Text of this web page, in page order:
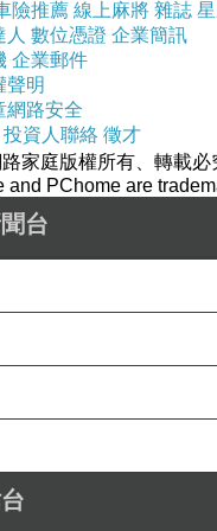
期數據時，她坐在
研討會走廊裡的
，才有資格被看見
可以幫助那些真正
出第一份上市說明
乾淨，白底，淺
走出來。
切到第二頁，上面
前期）焦慮族。
入人士體態管理族。
險推薦 線上麻將 雜誌
人 數位憑證 企業簡訊
企業郵件
聲明
網路安全
投資人聯絡 徵才
路家庭版權所有、轉載必
and PChome are
台